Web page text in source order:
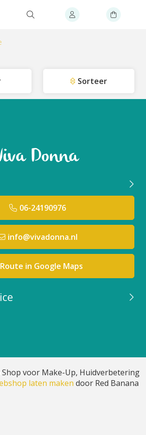
Sorteer
06-24190976
info@vivadonna.nl
Route in Google Maps
voor Make-Up, Huidverbetering
laten maken door Red Banana